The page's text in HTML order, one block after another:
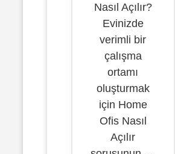
Nasıl Açılır?
Evinizde
verimli bir
çalışma
ortamı
oluşturmak
için Home
Ofis Nasıl
Açılır